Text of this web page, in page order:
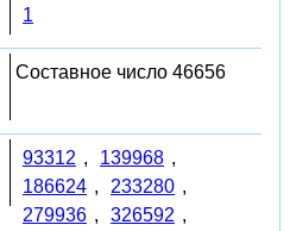
1
Составное число 46656
93312 , 139968 ,
186624 , 233280 ,
279936 , 326592 ,